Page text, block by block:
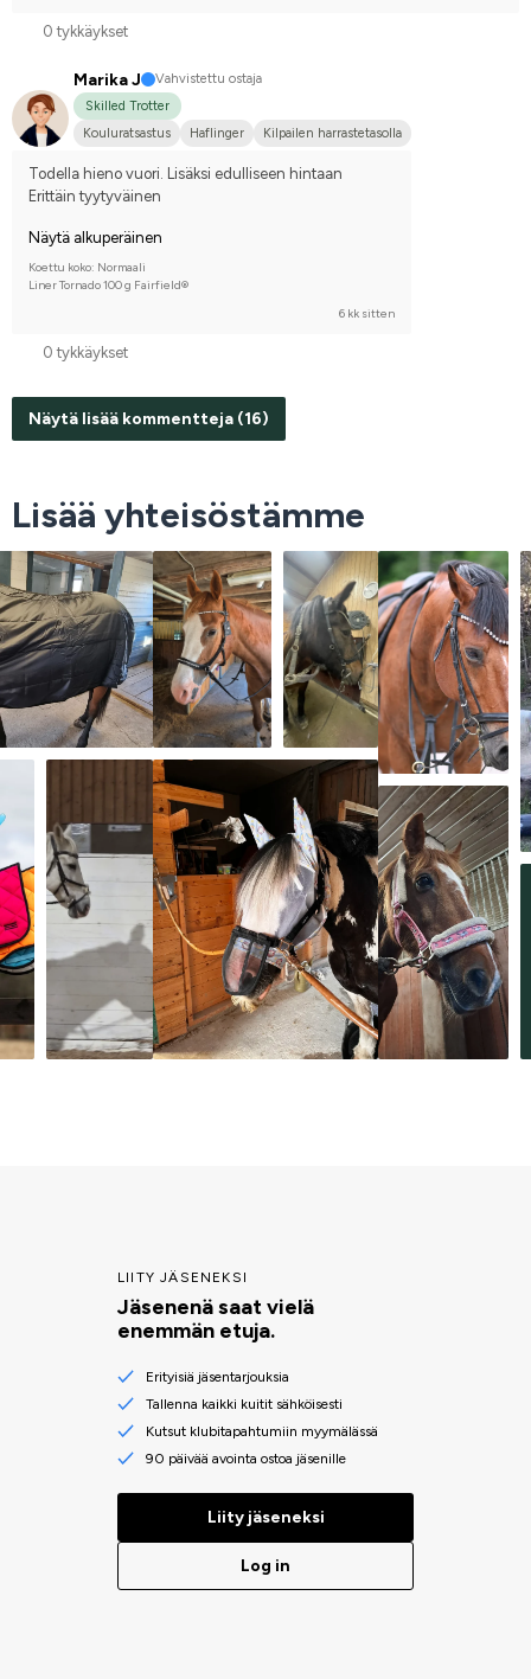
0 tykkäykset
Marika J
Vahvistettu ostaja
Skilled Trotter
Kouluratsastus
Haflinger Kilpailen harrastetasolla
Todella hieno vuori. Lisäksi edulliseen hintaan
Erittäin tyytyväinen
Näytä alkuperäinen
Koettu koko: Normaali
Liner Tornado 100 g Fairfield®
6 kk sitten
0 tykkäykset
Näytä lisää kommentteja (16)
Lisää yhteisöstämme
LIITY JÄSENEKSI
Jäsenenä saat vielä
enemmän etuja.
Erityisiä jäsentarjouksia
Tallenna kaikki kuitit sähköisesti
Kutsut klubitapahtumiin myymälässä
90 päivää avointa ostoa jäsenille
Liity jäseneksi
Log in